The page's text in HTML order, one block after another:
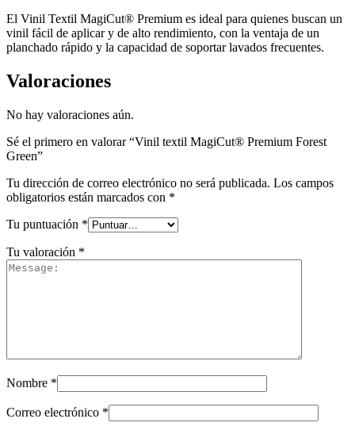
El Vinil Textil MagiCut® Premium es ideal para quienes buscan un
vinil fácil de aplicar y de alto rendimiento, con la ventaja de un
planchado rápido y la capacidad de soportar lavados frecuentes.
Valoraciones
No hay valoraciones aún.
Sé el primero en valorar “Vinil textil MagiCut® Premium Forest
Green”
Tu dirección de correo electrónico no será publicada. Los campos
obligatorios están marcados con *
Tu puntuación *
Tu valoración *
Nombre *
Correo electrónico *